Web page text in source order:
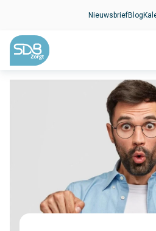
NieuwsbriefBlog